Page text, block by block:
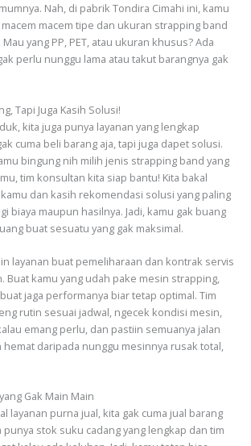
Nah, di pabrik Tondira Cimahi ini, kamu
macem tipe dan ukuran strapping band
yang PP, PET, atau ukuran khusus? Ada
perlu nunggu lama atau takut barangnya gak
Tapi Juga Kasih Solusi!
kita juga punya layanan yang lengkap
cuma beli barang aja, tapi juga dapet solusi.
bingung nih milih jenis strapping band yang
tim konsultan kita siap bantu! Kita bakal
dan kasih rekomendasi solusi yang paling
biaya maupun hasilnya. Jadi, kamu gak buang
buat sesuatu yang gak maksimal.
layanan buat pemeliharaan dan kontrak servis
Buat kamu yang udah pake mesin strapping,
jaga performanya biar tetap optimal. Tim
rutin sesuai jadwal, ngecek kondisi mesin,
emang perlu, dan pastiin semuanya jalan
hemat daripada nunggu mesinnya rusak total,
Gak Main Main
layanan purna jual, kita gak cuma jual barang
stok suku cadang yang lengkap dan tim